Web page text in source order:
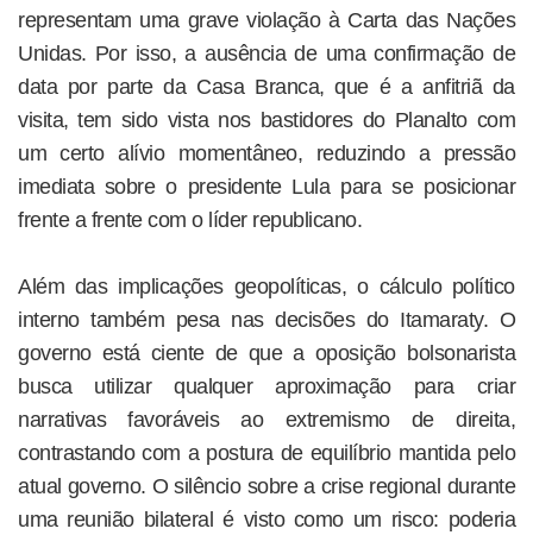
representam uma grave violação à Carta das Nações
Unidas. Por isso, a ausência de uma confirmação de
data por parte da Casa Branca, que é a anfitriã da
visita, tem sido vista nos bastidores do Planalto com
um certo alívio momentâneo, reduzindo a pressão
imediata sobre o presidente Lula para se posicionar
frente a frente com o líder republicano.
Além das implicações geopolíticas, o cálculo político
interno também pesa nas decisões do Itamaraty. O
governo está ciente de que a oposição bolsonarista
busca utilizar qualquer aproximação para criar
narrativas favoráveis ao extremismo de direita,
contrastando com a postura de equilíbrio mantida pelo
atual governo. O silêncio sobre a crise regional durante
uma reunião bilateral é visto como um risco: poderia